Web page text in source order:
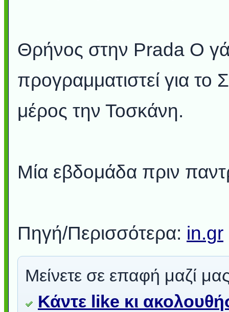
Θρήνος στην Prada Ο
προγραμματιστεί για το
μέρος την Τοσκάνη.
Μία εβδομάδα πριν
Πηγή/Περισσότερα: in.gr
Μείνετε σε επαφή μαζί
Κάντε like κι